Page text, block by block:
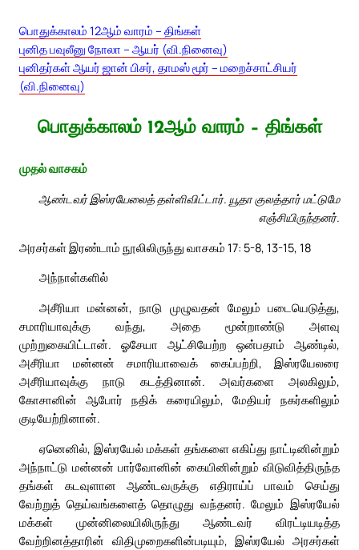
பொதுக்காலம் 12ஆம் வாரம் – திங்கள்
புனித பவுலீனு நோலா – ஆயர் (வி.நினைவு)
புனிதர்கள் ஆயர் ஜான் பிசர், தாமஸ் மூர் – மறைச்சாட்சியர்
(வி.நினைவு)
பொதுக்காலம் 12ஆம் வாரம் – திங்கள்
முதல் வாசகம்
ஆண்டவர் இஸ்ரயேலைத் தள்ளிவிட்டார். யூதா குலத்தார் மட்டுமே
எஞ்சியிருந்தனர்.
அரசர்கள் இரண்டாம் நூலிலிருந்து வாசகம் 17: 5-8, 13-15, 18
அந்நாள்களில்
அசீரியா மன்னன், நாடு முழுவதன் மேலும் படையெடுத்து,
சமாரியாவுக்கு வந்து, அதை மூன்றாண்டு அளவு
முற்றுகையிட்டான். ஓசேயா ஆட்சியேற்ற ஒன்பதாம் ஆண்டில்,
அசீரியா மன்னன் சமாரியாவைக் கைப்பற்றி, இஸ்ரயேலரை
அசீரியாவுக்கு நாடு கடத்தினான். அவர்களை அலகிலும்,
கோசானின் ஆபோர் நதிக் கரையிலும், மேதியர் நகர்களிலும்
குடியேற்றினான்.
ஏனெனில், இஸ்ரயேல் மக்கள் தங்களை எகிப்து நாட்டினின்றும்
அந்நாட்டு மன்னன் பார்வோனின் கையினின்றும் விடுவித்திருந்த
தங்கள் கடவுளான ஆண்டவருக்கு எதிராய்ப் பாவம் செய்து
வேற்றுத் தெய்வங்களைத் தொழுது வந்தனர். மேலும் இஸ்ரயேல்
மக்கள் முன்னிலையிலிருந்து ஆண்டவர் விரட்டியடித்த
வேற்றினத்தாரின் விதிமுறைகளின்படியும், இஸ்ரயேல் அரசர்கள்